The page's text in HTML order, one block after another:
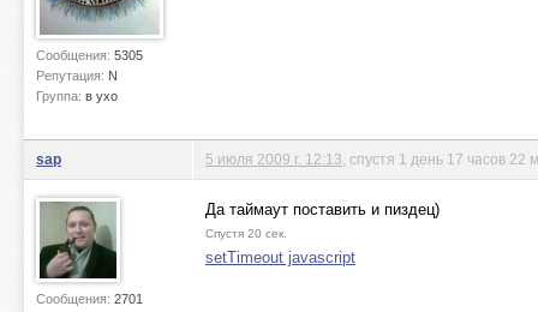
Сообщения: 5305
Репутация: N
Группа: в ухо
sap
Сообщения: 2701
5 июля 2009 г. 12:13 , спустя 1 день 17 часов 22
Да таймаут поставить и пиздец)
Спустя 20 сек.
setTimeout javascript